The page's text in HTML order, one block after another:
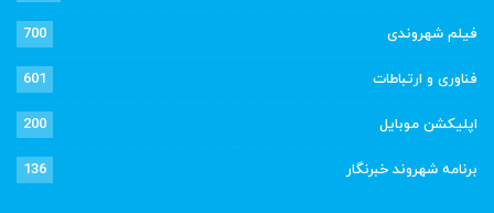
فیلم شهروندی 700
فناوری و ارتباطات 601
اپلیکشن موبایل 200
برنامه شهروند خبرنگار 136